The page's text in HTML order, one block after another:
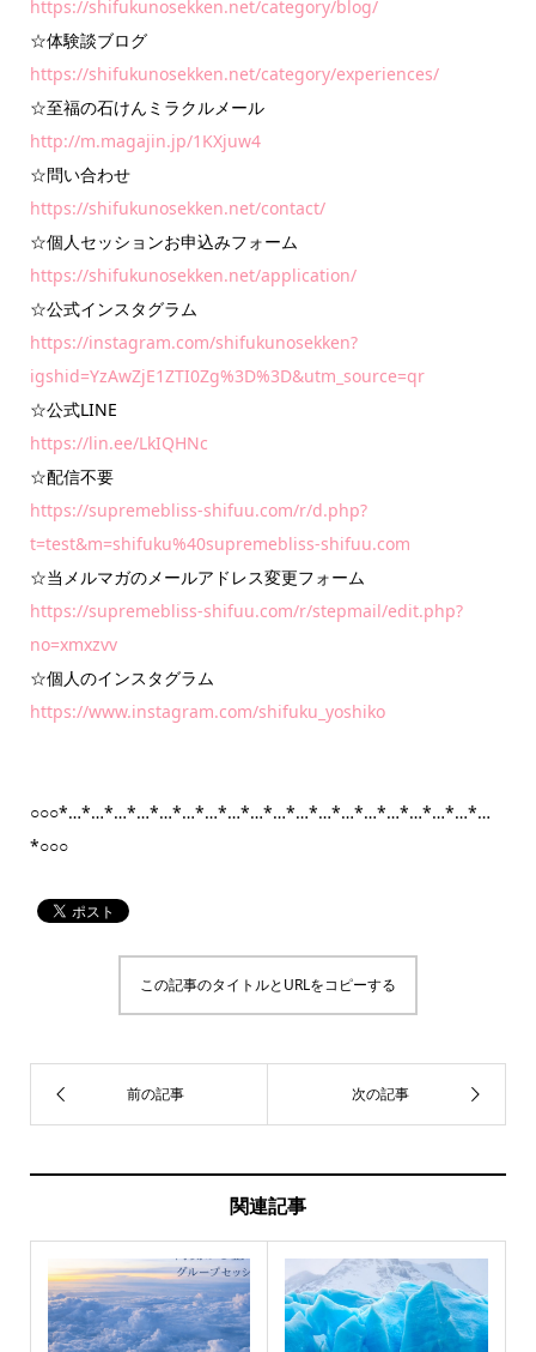
https://shifukunosekken.net/category/blog/
☆体験談ブログ
https://shifukunosekken.net/category/experiences/
☆至福の石けんミラクルメール
http://m.magajin.jp/1KXjuw4
☆問い合わせ
https://shifukunosekken.net/contact/
☆個人セッションお申込みフォーム
https://shifukunosekken.net/application/
☆公式インスタグラム
https://instagram.com/shifukunosekken?
igshid=YzAwZjE1ZTI0Zg%3D%3D&utm_source=qr
☆公式LINE
https://lin.ee/LkIQHNc
☆配信不要
https://supremebliss-shifuu.com/r/d.php?
t=test&m=shifuku%40supremebliss-shifuu.com
☆当メルマガのメールアドレス変更フォーム
https://supremebliss-shifuu.com/r/stepmail/edit.php?
no=xmxzvv
☆個人のインスタグラム
https://www.instagram.com/shifuku_yoshiko
○○○*…*…*…*…*…*…*…*…*…*…*…*…*…*…*…*…*…*…*…
*○○○
この記事のタイトルとURLをコピーする
関連記事